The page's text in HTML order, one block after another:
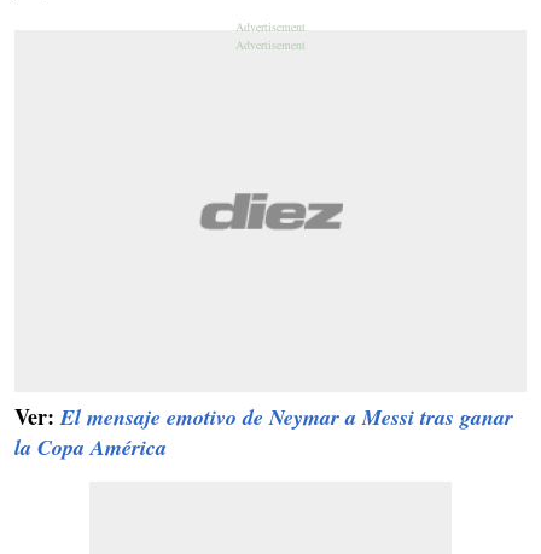
Ver:El mensaje emotivo de Neymar a Messi tras ganar
la Copa América